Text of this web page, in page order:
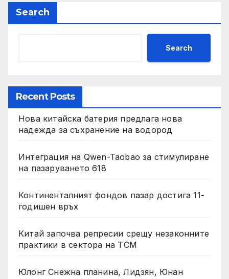
Search
Search
Recent Posts
Нова китайска батерия предлага нова
надежда за съхранение на водород
Интеграция на Qwen-Taobao за стимулиране
на пазаруването 618
Континенталният фондов пазар достига 11-
годишен връх
Китай започва репресии срещу незаконните
практики в сектора на TCM
Юлонг Снежна планина, Лидзян, Юнан